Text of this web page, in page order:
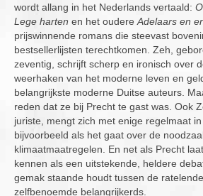
wordt allang in het Nederlands vertaald:
Lege harten en het oudere Adelaars en
prijswinnende romans die steevast
bestsellerlijsten terechtkomen. Zeh,
zeventig, schrijft scherp en ironisch over
weerhaken van het moderne leven en
belangrijkste moderne Duitse auteurs.
reden dat ze bij Precht te gast was. Ook
juriste, mengt zich met enige regelmaat
bijvoorbeeld als het gaat over de
klimaatmaatregelen. En net als Precht
kennen als een uitstekende, heldere
gemak staande houdt tussen de
zelfbenoemde belangrijkerds.